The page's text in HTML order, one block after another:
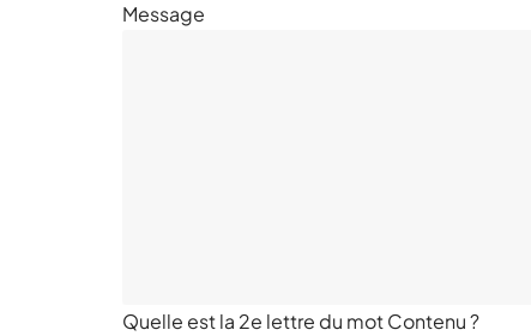
Message
Quelle est la 2e lettre du mot Contenu ?